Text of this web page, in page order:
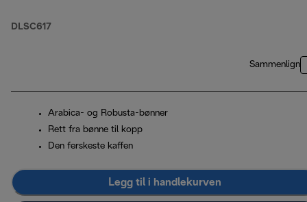
DLSC617
Sammenlign
Arabica- og Robusta-bønner
Rett fra bønne til kopp
Den ferskeste kaffen
Legg til i handlekurven